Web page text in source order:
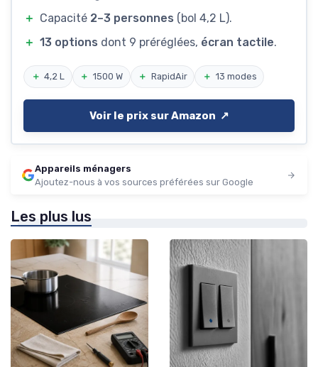
＋ Capacité 2–3 personnes (bol 4,2 L).
＋ 13 options dont 9 préréglées, écran tactile.
＋ 4,2 L ＋ 1500 W ＋ RapidAir ＋ 13 modes
Voir le prix sur Amazon ↗️
Appareils ménagers
Ajoutez-nous à vos sources préférées sur Google
Les plus lus